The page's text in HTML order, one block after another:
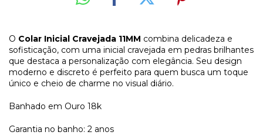
O Colar Inicial Cravejada 11MM combina delicadeza e
sofisticação, com uma inicial cravejada em pedras brilhantes
que destaca a personalização com elegância. Seu design
moderno e discreto é perfeito para quem busca um toque
único e cheio de charme no visual diário.
Banhado em Ouro 18k
Garantia no banho: 2 anos